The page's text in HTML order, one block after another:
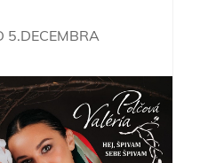
5.DECEMBRA